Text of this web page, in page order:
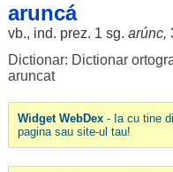
aruncá
vb., ind. prez. 1 sg. arúnc,
Dictionar: Dictionar
aruncat
Widget WebDex- Ia cu tine
pagina sau site-ul tau!